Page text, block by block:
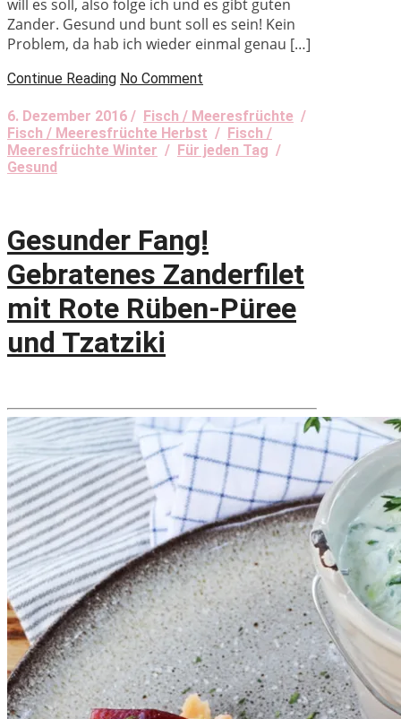
will es soll, also folge ich und es gibt guten
Zander. Gesund und bunt soll es sein! Kein
Problem, da hab ich wieder einmal genau […]
Continue Reading No Comment
6. Dezember 2016 / Fisch / Meeresfrüchte /
Fisch / Meeresfrüchte Herbst / Fisch /
Meeresfrüchte Winter / Für jeden Tag /
Gesund
Gesunder Fang!
Gebratenes Zanderfilet
mit Rote Rüben-Püree
und Tzatziki